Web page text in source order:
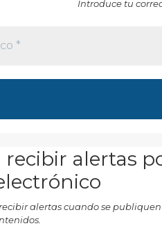
Introduce tu
recibir alertas
alertas cuando se